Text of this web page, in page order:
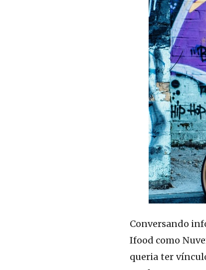
Conversando
Ifood como
queria ter